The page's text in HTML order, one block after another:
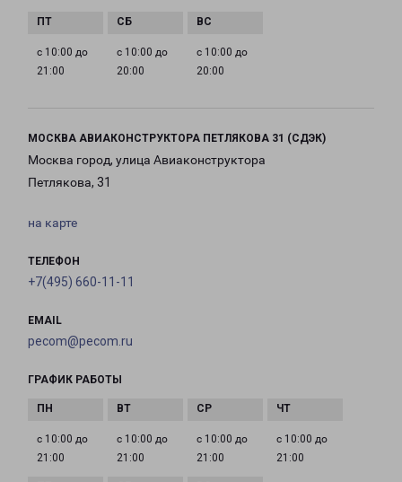
с 10:00 до
21:00
с 10:00 до
20:00
с 10:00 до
20:00
МОСКВА АВИАКОНСТРУКТОРА ПЕТЛЯКОВА 31 (СДЭК)
Москва город, улица Авиаконструктора
Петлякова, 31
на карте
ТЕЛЕФОН
+7(495) 660-11-11
EMAIL
pecom@pecom.ru
ГРАФИК РАБОТЫ
с 10:00 до
21:00
с 10:00 до
21:00
с 10:00 до
21:00
с 10:00 до
21:00